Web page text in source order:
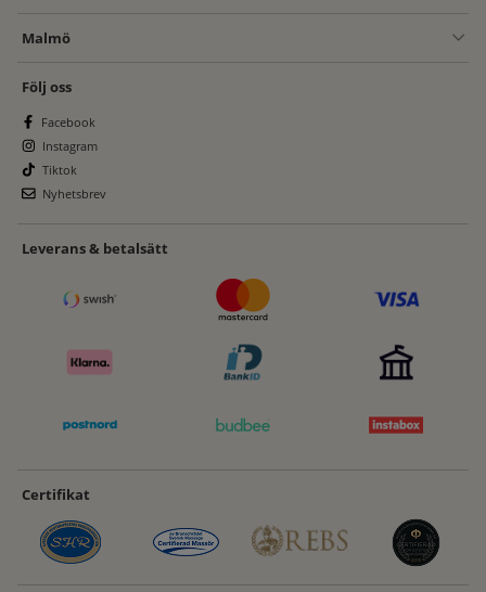
Malmö
Följ oss
Facebook
Instagram
Tiktok
Nyhetsbrev
Leverans & betalsätt
Certifikat